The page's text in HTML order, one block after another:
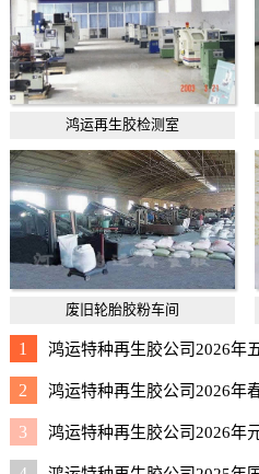
鸿运再生胶检测室
废旧轮胎胶粉车间
1 鸿运特种再生胶公司2026年
2 鸿运特种再生胶公司2026年
3 鸿运特种再生胶公司2026年